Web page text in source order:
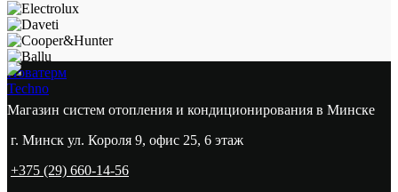
Новатерм
Techno
Магазин систем отопления и кондиционирования в Минске
г. Минск ул. Короля 9, офис 25, 6 этаж
+375 (29) 660-14-56